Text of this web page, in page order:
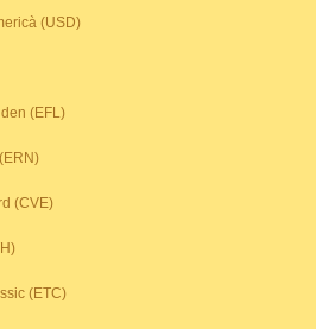
(USD)
(EFL)
(CVE)
(ETC)